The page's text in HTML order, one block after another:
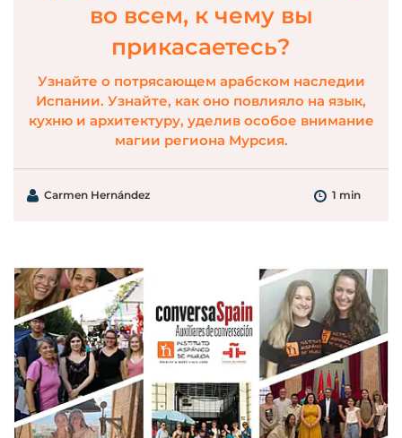
во всем, к чему вы
прикасаетесь?
Узнайте о потрясающем арабском наследии
Испании. Узнайте, как оно повлияло на язык,
кухню и архитектуру, уделив особое внимание
магии региона Мурсия.
Carmen Hernández 1 min